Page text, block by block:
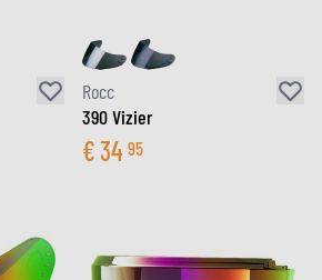
Rocc
390 Vizier
€34 95